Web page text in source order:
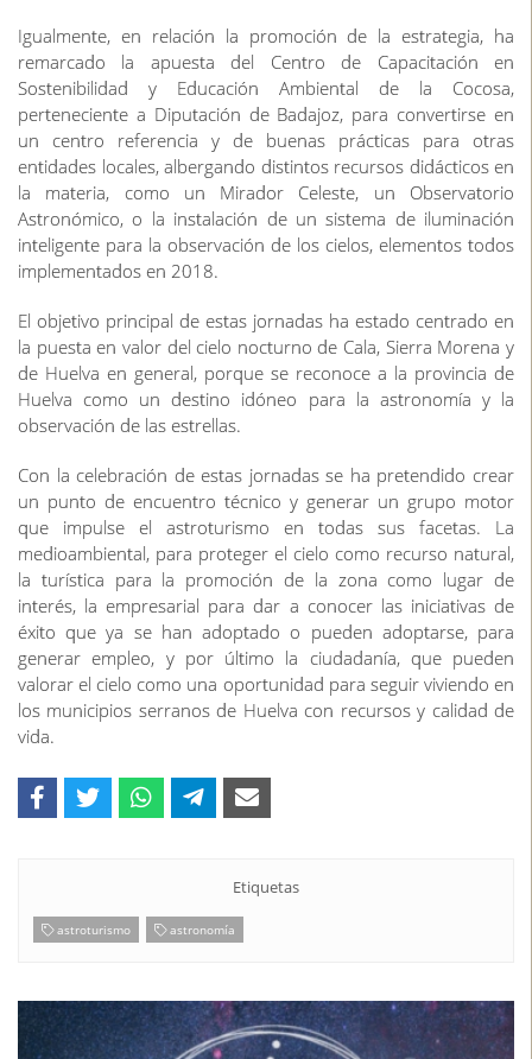
Igualmente, en relación la promoción de la estrategia, ha
remarcado la apuesta del Centro de Capacitación en
Sostenibilidad y Educación Ambiental de la Cocosa,
perteneciente a Diputación de Badajoz, para convertirse en
un centro referencia y de buenas prácticas para otras
entidades locales, albergando distintos recursos didácticos en
la materia, como un Mirador Celeste, un Observatorio
Astronómico, o la instalación de un sistema de iluminación
inteligente para la observación de los cielos, elementos todos
implementados en 2018.
El objetivo principal de estas jornadas ha estado centrado en
la puesta en valor del cielo nocturno de Cala, Sierra Morena y
de Huelva en general, porque se reconoce a la provincia de
Huelva como un destino idóneo para la astronomía y la
observación de las estrellas.
Con la celebración de estas jornadas se ha pretendido crear
un punto de encuentro técnico y generar un grupo motor
que impulse el astroturismo en todas sus facetas. La
medioambiental, para proteger el cielo como recurso natural,
la turística para la promoción de la zona como lugar de
interés, la empresarial para dar a conocer las iniciativas de
éxito que ya se han adoptado o pueden adoptarse, para
generar empleo, y por último la ciudadanía, que pueden
valorar el cielo como una oportunidad para seguir viviendo en
los municipios serranos de Huelva con recursos y calidad de
vida.
Etiquetas
astroturismo astronomía